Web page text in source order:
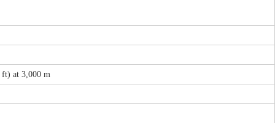
ft) at 3,000 m